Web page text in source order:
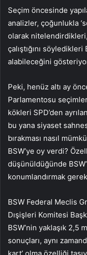
Seçim öncesinde
analizler, çoğunlukla
olarak
çalıştığını
alabileceğini
Peki, henüz altı ay
Parlamentosu
kökleri SPD’den
bu yana siyaset
bırakması nasıl
BSW’ye oy verdi?
düşünüldüğünde
konumlandırmak
BSW Federal Meclis
Dışişleri Komitesi
BSW’nin yaklaşık 2,5
sonuçları, aynı